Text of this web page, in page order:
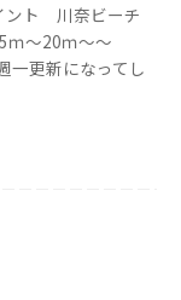
ト 川奈ビーチ
～20ｍ～～
更新になってし